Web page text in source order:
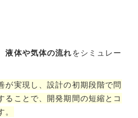
液体や気体の流れをシミュレー
が実現し、設計の初期段階で問
ることで、開発期間の短縮とコ